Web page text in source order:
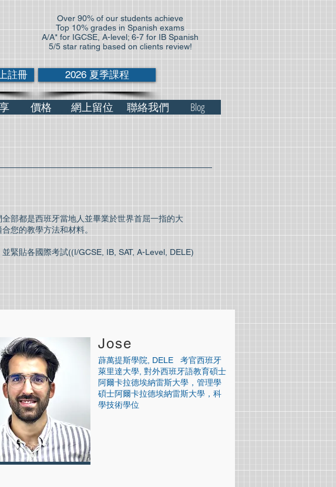
Over 90% of our students achieve
Top 10% grades in Spanish exams
A/A* for IGCSE, A-level; 6-7 for IB Spanish
5/5 star rating based on clients review!
註冊 2026 夏季課程
價格 網上留位 聯絡我們 Blog
部都是西班牙當地人並畢業於世界首屈一指的大
您的教學方法和材料。
緊貼各國際考試((I/GCSE, IB, SAT, A-Level, DELE)
Jose
薜萬提斯學院, DELE 考官西班牙
萊里達大學, 對外西班牙語教育碩士
阿爾卡拉德埃納雷斯大學，管理學
碩士阿爾卡拉德埃納雷斯大學，科
學技術學位